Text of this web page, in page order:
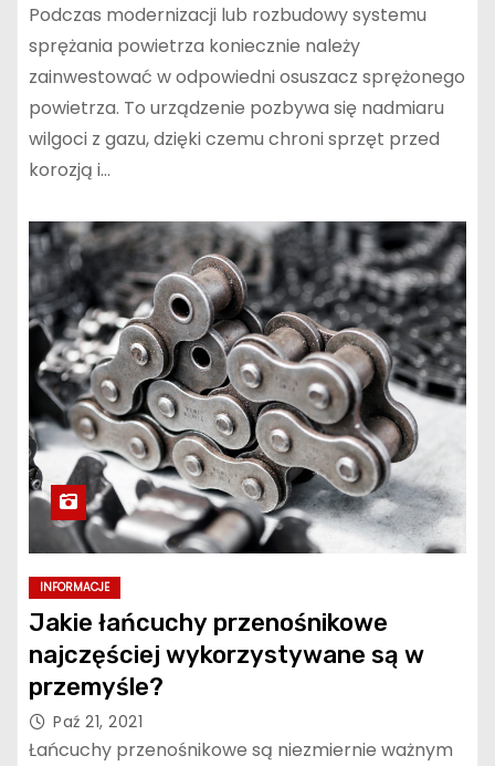
Podczas modernizacji lub rozbudowy systemu
sprężania powietrza koniecznie należy
zainwestować w odpowiedni osuszacz sprężonego
powietrza. To urządzenie pozbywa się nadmiaru
wilgoci z gazu, dzięki czemu chroni sprzęt przed
korozją i…
INFORMACJE
Jakie łańcuchy przenośnikowe
najczęściej wykorzystywane są w
przemyśle?
Paź 21, 2021
Łańcuchy przenośnikowe są niezmiernie ważnym